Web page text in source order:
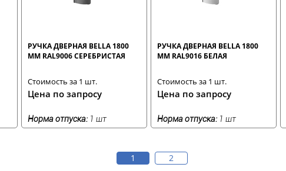
РУЧКА ДВЕРНАЯ BELLA 1800
ММ RAL9006 СЕРЕБРИСТАЯ
Стоимость за 1 шт.
Цена по запросу
Норма отпуска:1 шт
РУЧКА ДВЕРНАЯ BELLA 1800
ММ RAL9016 БЕЛАЯ
Стоимость за 1 шт.
Цена по запросу
Норма отпуска:1 шт
1 2